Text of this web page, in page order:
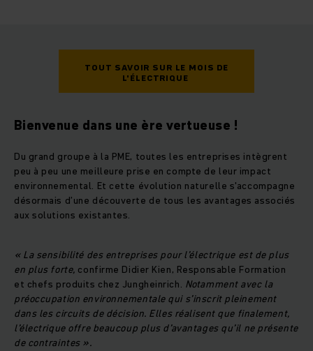
TOUT SAVOIR SUR LE MOIS DE
L'ÉLECTRIQUE
Bienvenue dans une ère vertueuse !
Du grand groupe à la PME, toutes les entreprises intègrent
peu à peu une meilleure prise en compte de leur impact
environnemental. Et cette évolution naturelle s'accompagne
désormais d’une découverte de tous les avantages associés
aux solutions existantes.
« La sensibilité des entreprises pour l’électrique est de plus
en plus forte, confirme Didier Kien, Responsable Formation
et chefs produits chez Jungheinrich. Notamment avec la
préoccupation environnementale qui s’inscrit pleinement
dans les circuits de décision. Elles réalisent que finalement,
l’électrique offre beaucoup plus d’avantages qu’il ne présente
de contraintes ».